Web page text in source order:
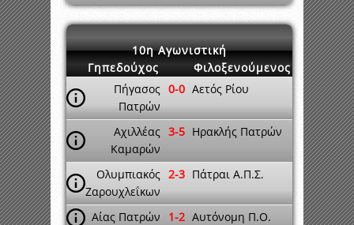
10η Αγωνιστική
Γηπεδούχος
Φιλοξενούμενος
Πήγασος
Πατρών
0-0 Αετός Ρίου
Αχιλλέας
Καμαρών
3-5 Ηρακλής Πατρών
Ολυμπιακός
Ζαρουχλεΐκων
2-3 Πάτραι Α.Π.Σ.
Αίας Πατρών 1-2 Αυτόνομη Π.Ο.